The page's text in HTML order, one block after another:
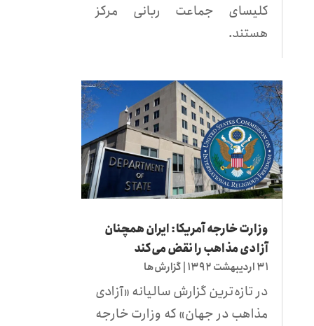
کلیسای جماعت ربانی مرکز
هستند.
وزارت خارجه آمریکا: ایران همچنان
آزادی مذاهب را نقض می‌کند
۳۱ اردیبهشت ۱۳۹۲ گزارش‌ها
در تازه‌ترین گزارش سالیانه «آزادی
مذاهب در جهان» که وزارت خارجه